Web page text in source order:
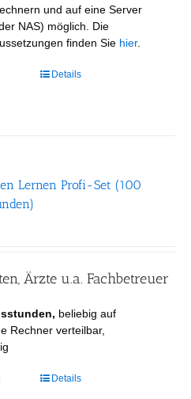
und auf eine Server
NAS) möglich. Die
finden Sie hier.
Details
Lernen Profi-Set (100
Ärzte u.a. Fachbetreuer
beliebig auf
Rechner verteilbar,
Dieses
Details